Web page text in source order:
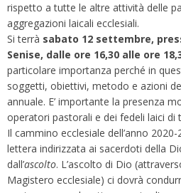
rispetto a tutte le altre attività delle
aggregazioni laicali ecclesiali.
Si terrà sabato 12 settembre,
Senise, dalle ore 16,30 alle ore
particolare importanza perché in
soggetti, obiettivi, metodo e azioni
annuale. E’ importante la presenza
operatori pastorali e dei fedeli laici di
Il cammino ecclesiale dell’anno
lettera indirizzata ai sacerdoti della
dall’ascolto. L’ascolto di Dio
Magistero ecclesiale) ci dovrà